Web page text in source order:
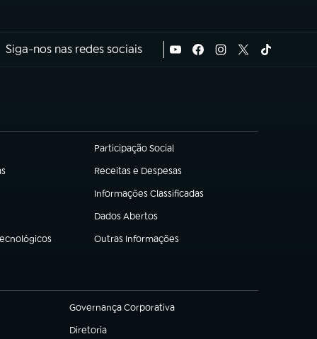
Siga-nos nas redes sociais
Participação Social
(abre em nova aba)
Receitas e Despesas
(abre em nova aba)
Informações Classificadas
(abre em nova aba)
Dados Abertos
(abre em nova aba)
Outras Informações
(abre em nova aba)
Governança Corporativa
(abre em nova aba)
Diretoria
(abre em nova aba)